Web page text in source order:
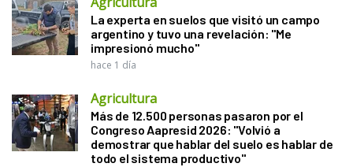
La experta en suelos que visitó un campo
argentino y tuvo una revelación: "Me
impresionó mucho"
hace 1 día
Agricultura
Más de 12.500 personas pasaron por el
Congreso Aapresid 2026: "Volvió a
demostrar que hablar del suelo es hablar de
todo el sistema productivo"